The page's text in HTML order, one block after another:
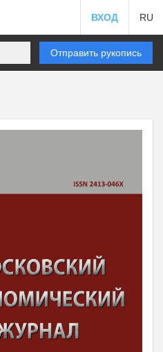
ВХОД RU
Отправить рукопись